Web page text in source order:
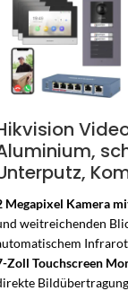
Megapixel Kamera
weitreichenden
Zoll Touchscreen